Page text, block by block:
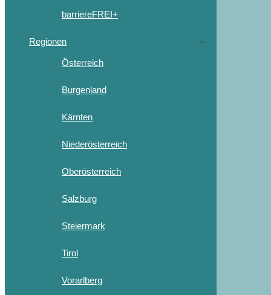
barriereFREI+
Regionen
Österreich
Burgenland
Kärnten
Niederösterreich
Oberösterreich
Salzburg
Steiermark
Tirol
Vorarlberg